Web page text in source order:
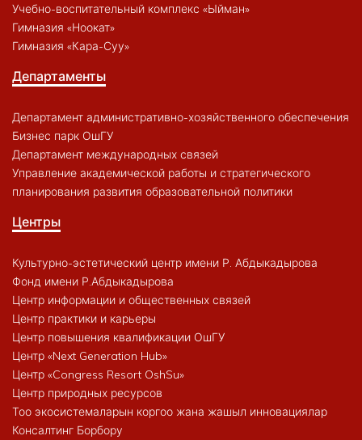
Учебно-воспитательный комплекс «Ыйман»
Гимназия «Ноокат»
Гимназия «Кара-Суу»
Департаменты
Департамент административно-хозяйственного обеспечения
Бизнес парк ОшГУ
Департамент международных связей
Управление академической работы и стратегического
планирования развития образовательной политики
Центры
Культурно-эстетический центр имени Р. Абдыкадырова
Фонд имени Р.Абдыкадырова
Центр информации и общественных связей
Центр практики и карьеры
Центр повышения квалификации ОшГУ
Центр «Next Generation Hub»
Центр «Congress Resort OshSu»
Центр природных ресурсов
Тоо экосистемаларын коргоо жана жашыл инновациялар
Консалтинг Борбору